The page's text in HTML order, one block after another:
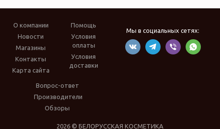
О компании
Новости
Магазины
Контакты
Карта сайта
Помощь
Условия
оплаты
Условия
доставки
Вопрос-ответ
Производители
Обзоры
Мы в социальных сетях:
2026 © БЕЛОРУССКАЯ КОСМЕТИКА